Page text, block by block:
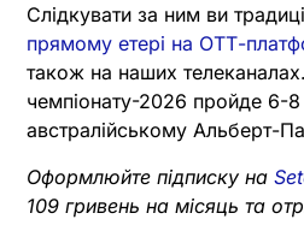
Слідкувати за ним ви
прямому етері на ОТТ-
також на наших
чемпіонату-2026 пройде 6-
австралійському Альберт-
Оформлюйте підписку на
109 гривень на місяць та